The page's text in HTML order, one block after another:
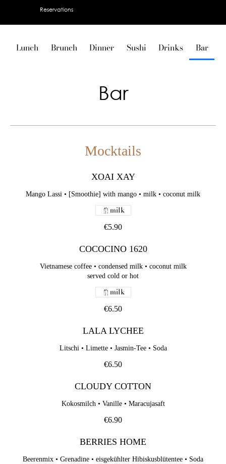
Reservations
Lunch Brunch Dinner Sushi Drinks Bar
Bar
Mocktails
XOAI XAY
Mango Lassi • [Smoothie] with mango • milk • coconut milk
€5.90
milk
COCOCINO 1620
Vietnamese coffee • condensed milk • coconut milk
served cold or hot
€6.50
milk
LALA LYCHEE
Litschi • Limette • Jasmin-Tee • Soda
€6.50
CLOUDY COTTON
Kokosmilch • Vanille • Maracujasaft
€6.90
BERRIES HOME
Beerenmix • Grenadine • eisgekühlter Hibiskusblütentee • Soda